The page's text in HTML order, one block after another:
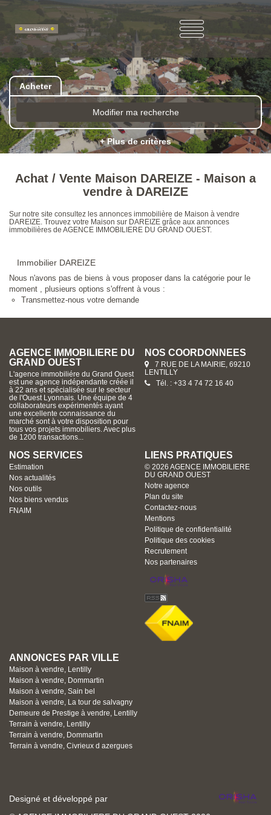
Acheter
Modifier ma recherche
+ Plus de critères
Achat / Vente Maison DAREIZE - Maison a
vendre à DAREIZE
Sur notre site consultez les annonces immobilière de Maison à vendre
DAREIZE. Trouvez votre Maison sur DAREIZE grâce aux annonces
immobilières de AGENCE IMMOBILIERE DU GRAND OUEST.
Immobilier DAREIZE
Nous n'avons pas de biens à vous proposer dans la catégorie pour le
moment , plusieurs options s'offrent à vous :
Transmettez-nous votre demande
AGENCE IMMOBILIERE DU
GRAND OUEST
L'agence immobiliére du Grand Ouest
est une agence indépendante créée il
à 22 ans et spécialisée sur le secteur
de l'Ouest Lyonnais. Une équipe de 4
collaborateurs expérimentés ayant
une excellente connaissance du
marché sont à votre disposition pour
tous vos projets immobiliers. Avec plus
de 1200 transactions...
NOS COORDONNÉES
7 RUE DE LA MAIRIE, 69210
LENTILLY
Tél. : +33 4 74 72 16 40
NOS SERVICES
Estimation
Nos actualités
Nos outils
Nos biens vendus
FNAIM
LIENS PRATIQUES
© 2026 AGENCE IMMOBILIERE
DU GRAND OUEST
Notre agence
Plan du site
Contactez-nous
Mentions
Politique de confidentialité
Politique des cookies
Recrutement
Nos partenaires
ANNONCES PAR VILLE
Maison à vendre, Lentilly
Maison à vendre, Dommartin
Maison à vendre, Sain bel
Maison à vendre, La tour de salvagny
Demeure de Prestige à vendre, Lentilly
Terrain à vendre, Lentilly
Terrain à vendre, Dommartin
Terrain à vendre, Civrieux d azergues
Designé et développé par